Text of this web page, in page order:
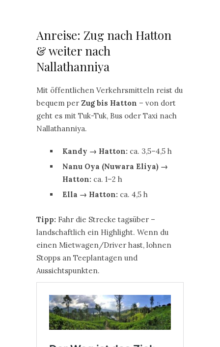
Anreise: Zug nach Hatton
& weiter nach
Nallathanniya
Mit öffentlichen Verkehrsmitteln reist du
bequem per Zug bis Hatton – von dort
geht es mit Tuk-Tuk, Bus oder Taxi nach
Nallathanniya.
Kandy → Hatton: ca. 3,5–4,5 h
Nanu Oya (Nuwara Eliya) →
Hatton: ca. 1–2 h
Ella → Hatton: ca. 4,5 h
Tipp: Fahr die Strecke tagsüber –
landschaftlich ein Highlight. Wenn du
einen Mietwagen/Driver hast, lohnen
Stopps an Teeplantagen und
Aussichtspunkten.